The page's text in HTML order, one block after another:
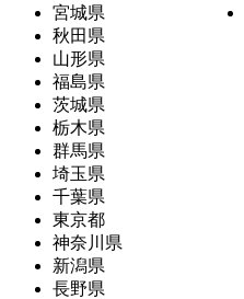
宮城県
秋田県
山形県
福島県
茨城県
栃木県
群馬県
埼玉県
千葉県
東京都
神奈川県
新潟県
長野県